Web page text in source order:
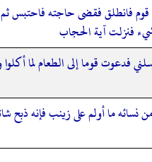
قوم فانطلق فقضى حاجته فاحتبس
فنزلت آية الحجاب
فدعوت قوما إلى الطعام لما
نسائه ما أولم على زينب فإنه ذبح